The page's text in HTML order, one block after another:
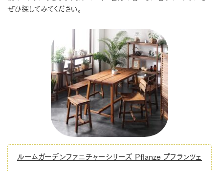
ぜひ探してみてください。
ルームガーデンファニチャーシリーズ Pflanze プフランツェ